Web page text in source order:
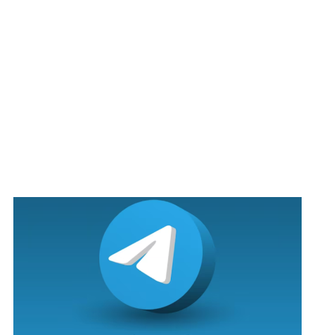
dalam rumah tersebut. Setelah selesai bacaan, sesi scan
sorang-sorang anaknya pulak. Diringkaskan cerita,
anaknya yang bongsu apabila diruqyah, rasa sedih dan
menangis. Kemudian, saya mengajak dia pusing dalam
kawasan rumah takut-takut ada benda yang tak
sepatutnya ada dalam rumah.
Aduhhh, macam kembaq dah rasanya. Jadi, saya suruh dia